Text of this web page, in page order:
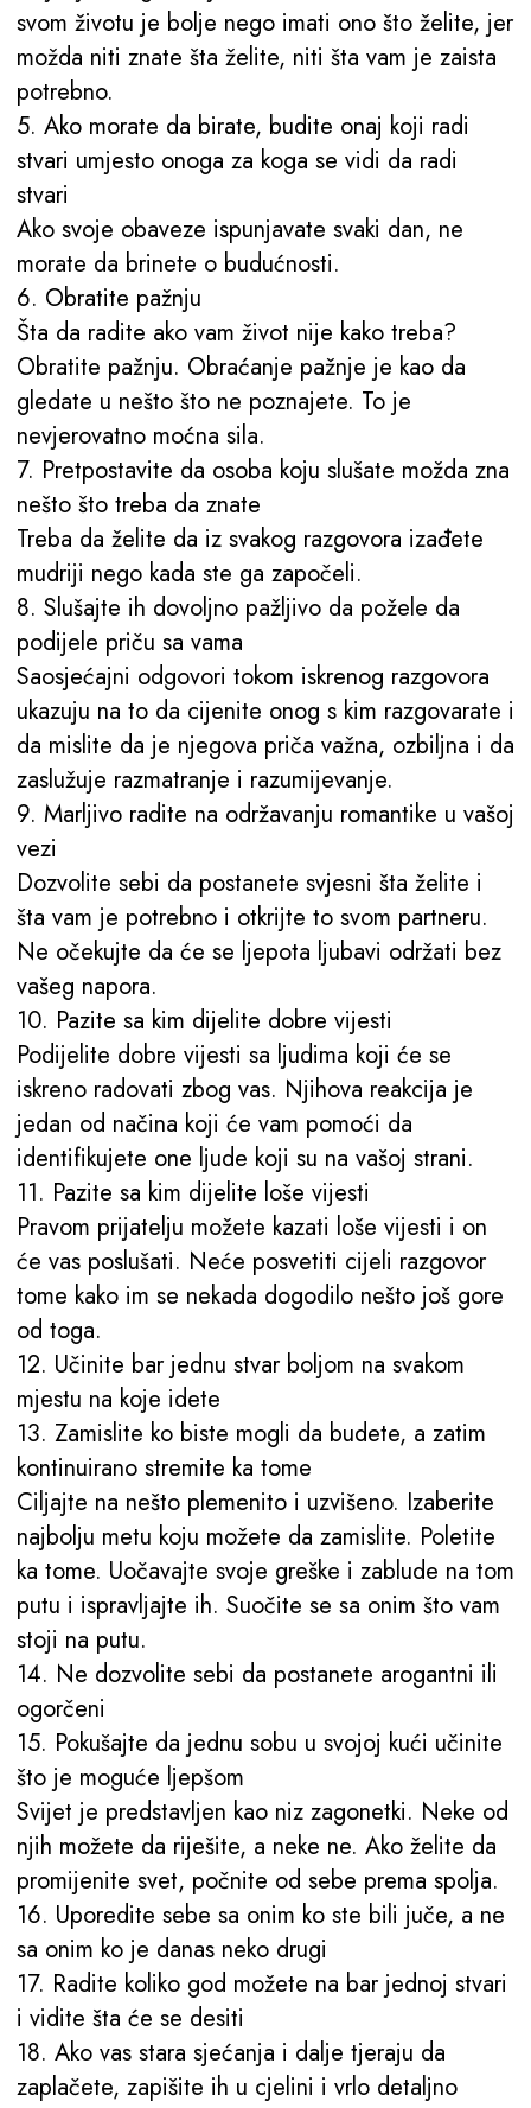
svom životu je bolje nego imati ono što želite, jer
možda niti znate šta želite, niti šta vam je zaista
potrebno.
5. Ako morate da birate, budite onaj koji radi
stvari umjesto onoga za koga se vidi da radi
stvari
Ako svoje obaveze ispunjavate svaki dan, ne
morate da brinete o budućnosti.
6. Obratite pažnju
Šta da radite ako vam život nije kako treba?
Obratite pažnju. Obraćanje pažnje je kao da
gledate u nešto što ne poznajete. To je
nevjerovatno moćna sila.
7. Pretpostavite da osoba koju slušate možda zna
nešto što treba da znate
Treba da želite da iz svakog razgovora izađete
mudriji nego kada ste ga započeli.
8. Slušajte ih dovoljno pažljivo da požele da
podijele priču sa vama
Saosjećajni odgovori tokom iskrenog razgovora
ukazuju na to da cijenite onog s kim razgovarate i
da mislite da je njegova priča važna, ozbiljna i da
zaslužuje razmatranje i razumijevanje.
9. Marljivo radite na održavanju romantike u vašoj
vezi
Dozvolite sebi da postanete svjesni šta želite i
šta vam je potrebno i otkrijte to svom partneru.
Ne očekujte da će se ljepota ljubavi održati bez
vašeg napora.
10. Pazite sa kim dijelite dobre vijesti
Podijelite dobre vijesti sa ljudima koji će se
iskreno radovati zbog vas. Njihova reakcija je
jedan od načina koji će vam pomoći da
identifikujete one ljude koji su na vašoj strani.
11. Pazite sa kim dijelite loše vijesti
Pravom prijatelju možete kazati loše vijesti i on
će vas poslušati. Neće posvetiti cijeli razgovor
tome kako im se nekada dogodilo nešto još gore
od toga.
12. Učinite bar jednu stvar boljom na svakom
mjestu na koje idete
13. Zamislite ko biste mogli da budete, a zatim
kontinuirano stremite ka tome
Ciljajte na nešto plemenito i uzvišeno. Izaberite
najbolju metu koju možete da zamislite. Poletite
ka tome. Uočavajte svoje greške i zablude na tom
putu i ispravljajte ih. Suočite se sa onim što vam
stoji na putu.
14. Ne dozvolite sebi da postanete arogantni ili
ogorčeni
15. Pokušajte da jednu sobu u svojoj kući učinite
što je moguće ljepšom
Svijet je predstavljen kao niz zagonetki. Neke od
njih možete da riješite, a neke ne. Ako želite da
promijenite svet, počnite od sebe prema spolja.
16. Uporedite sebe sa onim ko ste bili juče, a ne
sa onim ko je danas neko drugi
17. Radite koliko god možete na bar jednoj stvari
i vidite šta će se desiti
18. Ako vas stara sjećanja i dalje tjeraju da
zaplačete, zapišite ih u cjelini i vrlo detaljno